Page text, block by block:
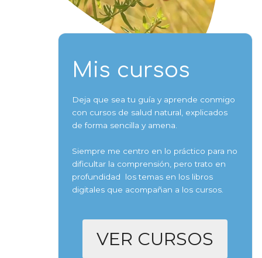
Mis cursos
Deja que sea tu guía y aprende conmigo
con cursos de salud natural, explicados
de forma sencilla y amena.
Siempre me centro en lo práctico para no
dificultar la comprensión, pero trato en
profundidad los temas en los libros
digitales que acompañan a los cursos.
VER CURSOS